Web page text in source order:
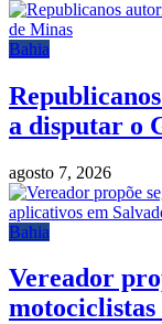
Bahia
a disputar o
agosto 7, 2026
Bahia
Vereador